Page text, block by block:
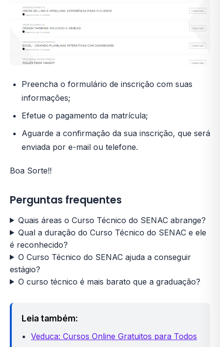
Preencha o formulário de inscrição com suas
informações;
Efetue o pagamento da matrícula;
Aguarde a confirmação da sua inscrição, que será
enviada por e-mail ou telefone.
Boa Sorte!!
Perguntas frequentes
Quais áreas o Curso Técnico do SENAC abrange?
Qual a duração do Curso Técnico do SENAC e ele
é reconhecido?
O Curso Técnico do SENAC ajuda a conseguir
estágio?
O curso técnico é mais barato que a graduação?
Leia também:
Veduca: Cursos Online Gratuitos para Todos